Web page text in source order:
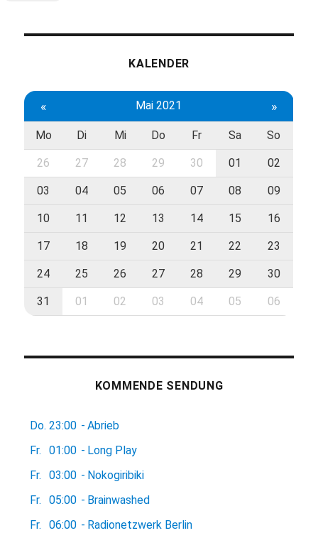
KALENDER
« Mai 2021 »
Mo Di Mi Do Fr Sa So
26 27 28 29 30 01 02
03 04 05 06 07 08 09
10 11 12 13 14 15 16
17 18 19 20 21 22 23
24 25 26 27 28 29 30
31 01 02 03 04 05 06
KOMMENDE SENDUNG
Do. 23:00 - Abrieb
Fr.
01:00 - Long Play
Fr.
03:00 - Nokogiribiki
Fr.
05:00 - Brainwashed
Fr.
06:00 - Radionetzwerk Berlin